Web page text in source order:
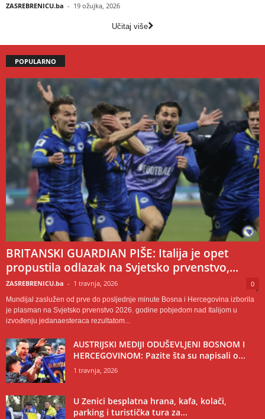
ZASREBRENICU.ba - 19 ožujka, 2026
Učitaj više
POPULARNO
BRITANSKI GUARDIAN PIŠE: Italija je opet
propustila odlazak na Svjetsko prvenstvo,...
ZASREBRENICU.ba - 1 travnja, 2026 0
Mundijal zaslužen od prve do posljednje minute Bosna i Hercegovina izborila
je plasman na Svjetsko prvenstvo 2026. godine pobjedom nad Italijom u
izvođenju jedanaesteraca rezultatom...
AUSTRIJSKI MEDIJI ODUŠEVLJENI BOSNOM I
HERCEGOVINOM: Pazite šta su napisali o...
1 travnja, 2026
U Zenici besplatna hrana, kafa, kolači,
parking i turistička tura za...